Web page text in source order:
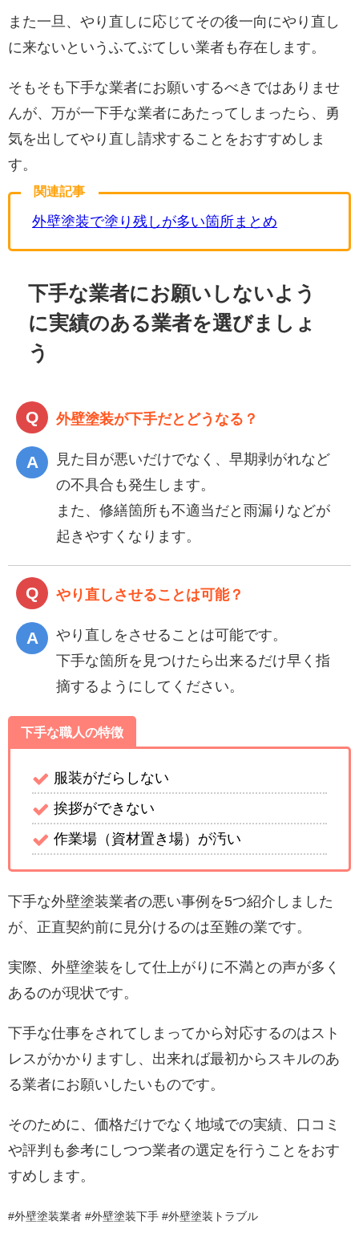
また一旦、やり直しに応じてその後一向にやり直し
に来ないというふてぶてしい業者も存在します。
そもそも下手な業者にお願いするべきではありませ
んが、万が一下手な業者にあたってしまったら、勇
気を出してやり直し請求することをおすすめしま
す。
関連記事
外壁塗装で塗り残しが多い箇所まとめ
下手な業者にお願いしないよう
に実績のある業者を選びましょ
う
外壁塗装が下手だとどうなる？
見た目が悪いだけでなく、早期剥がれなど
の不具合も発生します。
また、修繕箇所も不適当だと雨漏りなどが
起きやすくなります。
やり直しさせることは可能？
やり直しをさせることは可能です。
下手な箇所を見つけたら出来るだけ早く指
摘するようにしてください。
下手な職人の特徴
服装がだらしない
挨拶ができない
作業場（資材置き場）が汚い
下手な外壁塗装業者の悪い事例を5つ紹介しました
が、正直契約前に見分けるのは至難の業です。
実際、外壁塗装をして仕上がりに不満との声が多く
あるのが現状です。
下手な仕事をされてしまってから対応するのはスト
レスがかかりますし、出来れば最初からスキルのあ
る業者にお願いしたいものです。
そのために、価格だけでなく地域での実績、口コミ
や評判も参考にしつつ業者の選定を行うことをおす
すめします。
#外壁塗装業者 #外壁塗装下手 #外壁塗装トラブル